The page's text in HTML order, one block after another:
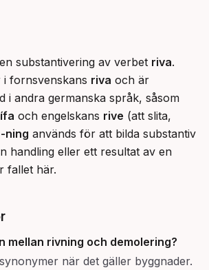
substantivering av verbet riva.
fornsvenskans riva och är
i andra germanska språk, såsom
och engelskans rive (att slita,
-ning används för att bilda substantiv
handling eller ett resultat av en
fallet här.
mellan rivning och demolering?
när det gäller byggnader.